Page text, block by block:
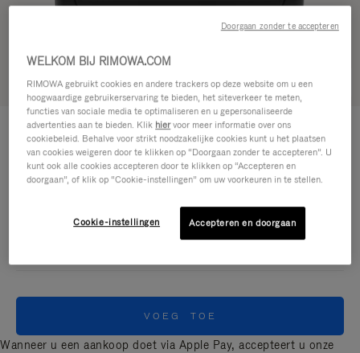
Zie in 3D
ORIGINAL BAG - ALUMINIUM
Crossbodytas 16 € 1.700,00
Maat
Crossbodytas 16 16.3 x 23.5 x 8.8 cm
VOEG TOE
Wanneer u een aankoop doet via Apple Pay, accepteert u onze
WELKOM BIJ RIMOWA.COM
RIMOWA gebruikt cookies en andere trackers op deze website om u een
hoogwaardige gebruikerservaring te bieden, het siteverkeer te meten,
functies van sociale media te optimaliseren en u gepersonaliseerde
advertenties aan te bieden. Klik hiervoor meer informatie over ons
cookiebeleid. Behalve voor strikt noodzakelijke cookies kunt u het plaatsen
van cookies weigeren door te klikken op “Doorgaan zonder te accepteren”. U
kunt ook alle cookies accepteren door te klikken op “Accepteren en
doorgaan”, of klik op “Cookie-instellingen” om uw voorkeuren in te stellen.
Cookie-instellingen Accepteren en doorgaan
Doorgaan zonder te accepteren